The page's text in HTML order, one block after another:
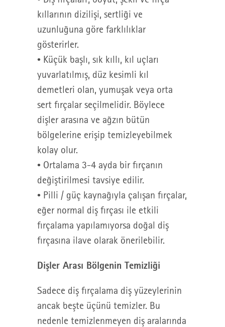
kıllarının dizilişi, sertliği ve
uzunluğuna göre farklılıklar
gösterirler.
• Küçük başlı, sık kıllı, kıl uçları
yuvarlatılmış, düz kesimli kıl
demetleri olan, yumuşak veya orta
sert fırçalar seçilmelidir. Böylece
dişler arasına ve ağzın bütün
bölgelerine erişip temizleyebilmek
kolay olur.
• Ortalama 3-4 ayda bir fırçanın
değiştirilmesi tavsiye edilir.
• Pilli / güç kaynağıyla çalışan fırçalar,
eğer normal diş fırçası ile etkili
fırçalama yapılamıyorsa doğal diş
fırçasına ilave olarak önerilebilir.
Dişler Arası Bölgenin Temizliği
Sadece diş fırçalama diş yüzeylerinin
ancak beşte üçünü temizler. Bu
nedenle temizlenmeyen diş aralarında